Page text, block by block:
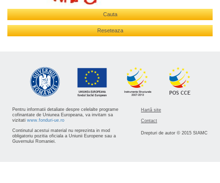
Cauta
Reseteaza
Pentru informatii detaliate despre celelalte programe
cofinantate de Uniunea Europeana, va invitam sa
vizitati www.fonduri-ue.ro
Continutul acestui material nu reprezinta in mod
obligatoriu pozitia oficiala a Uniunii Europene sau a
Guvernului Romaniei.
Hartă site
Contact
Drepturi de autor © 2015 SIAMC